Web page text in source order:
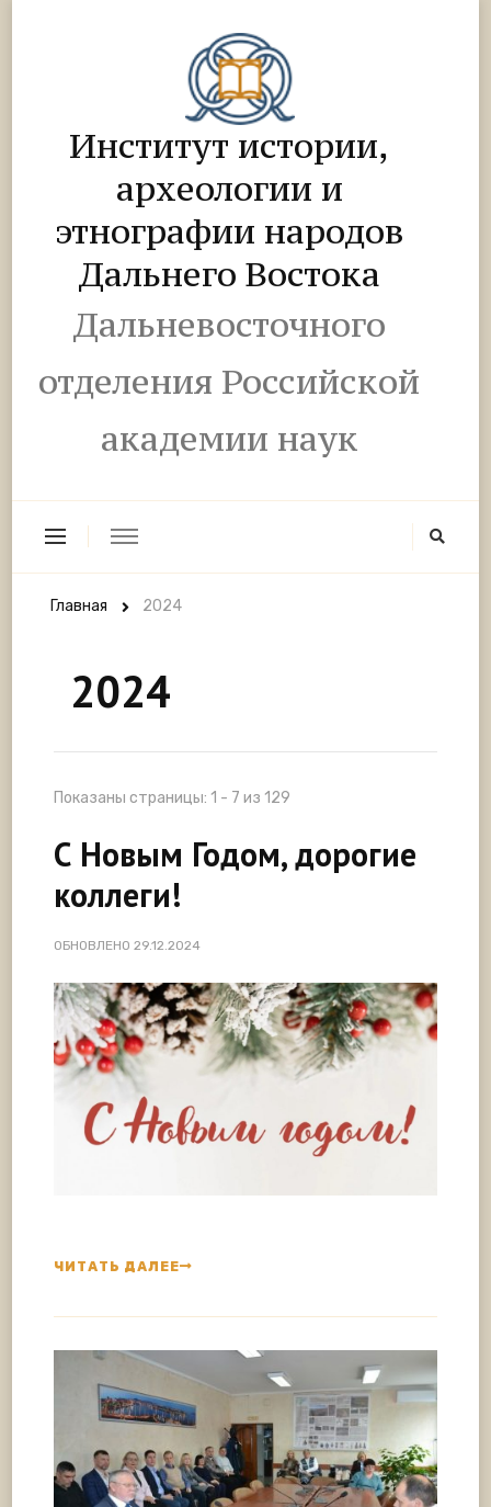
Институт истории,
археологии и
этнографии народов
Дальнего Востока
Дальневосточного
отделения Российской
академии наук
Главная 2024
2024
Показаны страницы: 1 - 7 из 129
С Новым Годом, дорогие
коллеги!
ОБНОВЛЕНО 29.12.2024
ЧИТАТЬ ДАЛЕЕ